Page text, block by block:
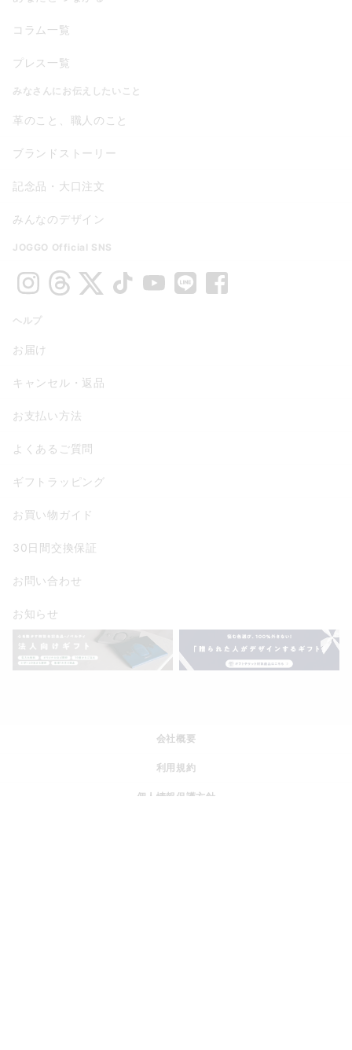
コラム一覧
プレス一覧
みなさんにお伝えしたいこと
革のこと、職人のこと
ブランドストーリー
記念品・大口注文
みんなのデザイン
JOGGO Official SNS
ヘルプ
お届け
キャンセル・返品
お支払い方法
よくあるご質問
ギフトラッピング
お買い物ガイド
30日間交換保証
お問い合わせ
お知らせ
会社概要
利用規約
個人情報保護方針